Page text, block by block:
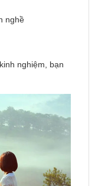
nghề
nghiệm, bạn